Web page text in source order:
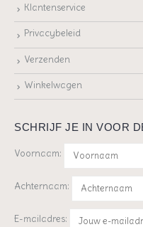
Klantenservice
Privacybeleid
Verzenden
Winkelwagen
SCHRIJF JE IN VOOR
Voornaam:
Achternaam:
E-mailadres: